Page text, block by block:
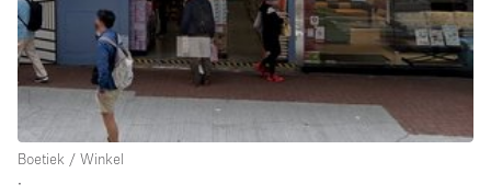
Audio- en videoapparatuur
Auto display
Badkamer
Boetiek / Winkel
∙